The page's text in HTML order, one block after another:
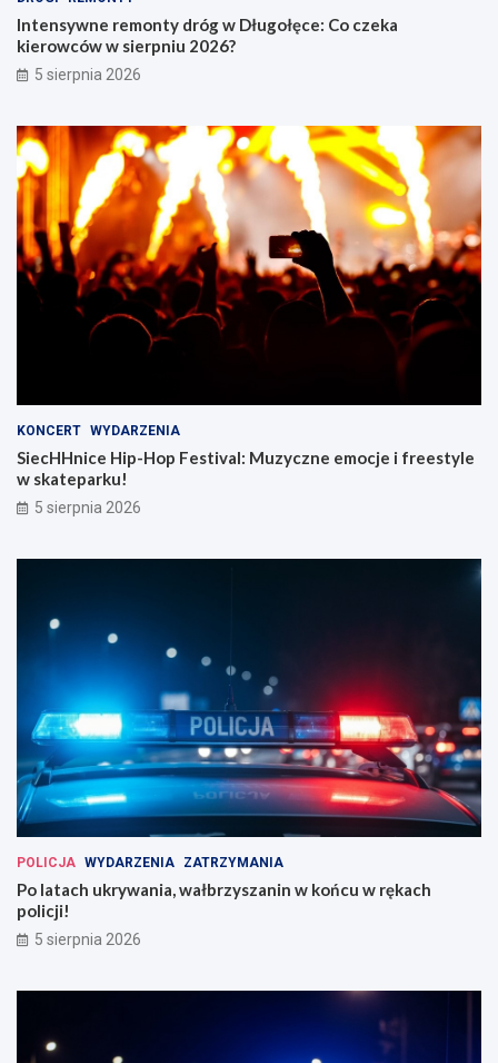
Intensywne remonty dróg w Długołęce: Co czeka
kierowców w sierpniu 2026?
5 sierpnia 2026
KONCERT WYDARZENIA
SiecHHnice Hip-Hop Festival: Muzyczne emocje i freestyle
w skateparku!
5 sierpnia 2026
POLICJA WYDARZENIA ZATRZYMANIA
Po latach ukrywania, wałbrzyszanin w końcu w rękach
policji!
5 sierpnia 2026